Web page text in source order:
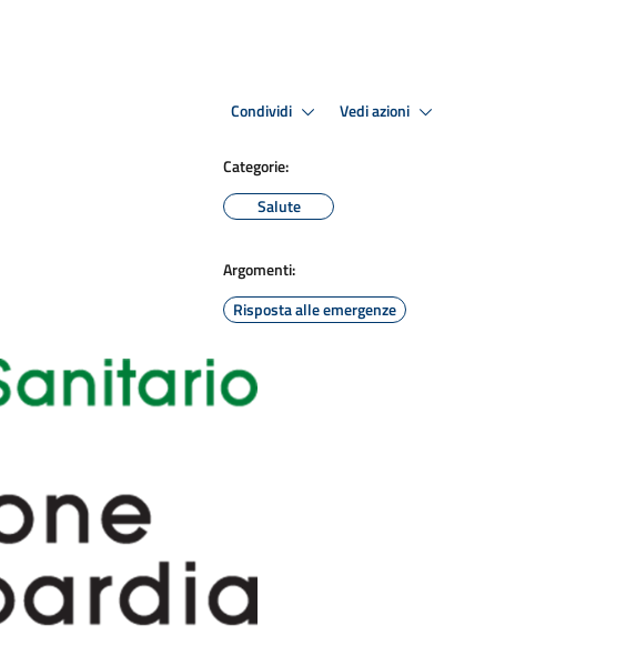
Condividi Vedi azioni
Categorie:
Salute
Argomenti:
Risposta alle emergenze